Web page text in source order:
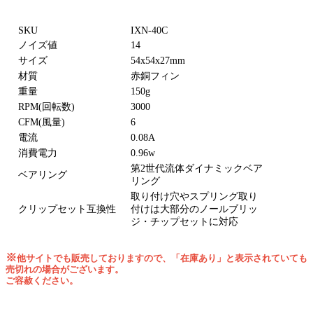
SKU
IXN-40C
ノイズ値
14
サイズ
54x54x27mm
材質
赤銅フィン
重量
150g
RPM(回転数)
3000
CFM(風量)
6
電流
0.08A
消費電力
0.96w
ベアリング
第2世代流体ダイナミックベア
リング
クリップセット互換性
取り付け穴やスプリング取り
付けは大部分のノールブリッ
ジ・チップセットに対応
※他サイトでも販売しておりますので、「在庫あり」と表示されていても
売切れの場合がございます。
ご容赦ください。